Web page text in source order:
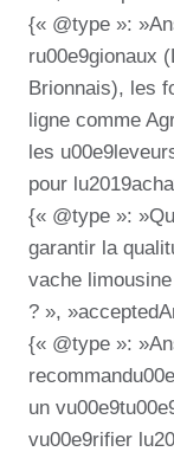
{« @type »:
ru00e9gionaux
Brionnais), les
ligne comme
les
pour
{« @type »:
garantir la
vache
? »,
{« @type »:
un
vu00e9rifier